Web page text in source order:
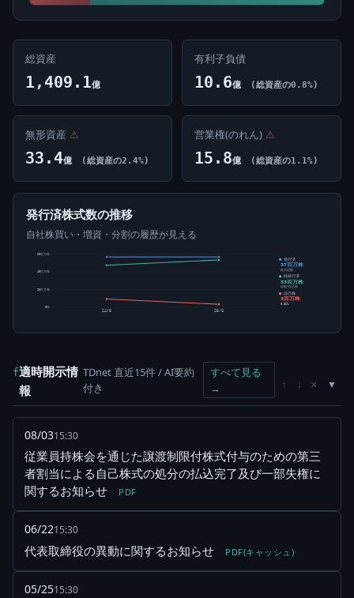
総資産
1,409.1億
有利子負債
10.6億 (総資産の0.8%)
無形資産 ⚠
33.4億 (総資産の2.4%)
営業権(のれん) ⚠
15.8億 (総資産の1.1%)
発行済株式数の推移
自社株買い・増資・分割の履歴が見える
0株
20百万株
40百万株
60百万株
24/6 25/6
発行済
57百万株
株式総数
純発行済
53百万株
総数-自己株
自己株
3百万株
5.86%
f適時開示情
報
TDnet 直近15件 / AI要約
付き
すべて見る
→
↑ ↓ ×
08/0315:30
従業員持株会を通じた譲渡制限付株式付与のための第三
者割当による自己株式の処分の払込完了及び一部失権に
関するお知らせ
PDF
06/2215:30
代表取締役の異動に関するお知らせ PDF(キャッシュ)
05/2515:30